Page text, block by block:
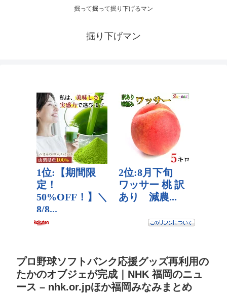
掘って掘って掘り下げるマン
掘り下げマン
プロ野球ソフトバンク応援グッズ再利用の
たかのオブジェが完成｜NHK 福岡のニュ
ース – nhk.or.jpほか福岡みなみまとめ